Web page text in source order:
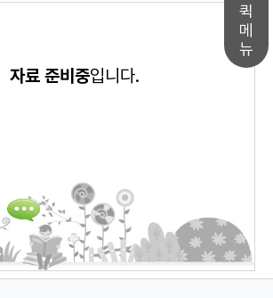
퀵
메
뉴
자료 준비중입니다.